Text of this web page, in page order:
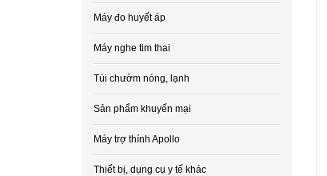
Máy đo huyết áp
Máy nghe tim thai
Túi chườm nóng, lạnh
Sản phẩm khuyến mại
Máy trợ thính Apollo
Thiết bị, dụng cụ y tế khác